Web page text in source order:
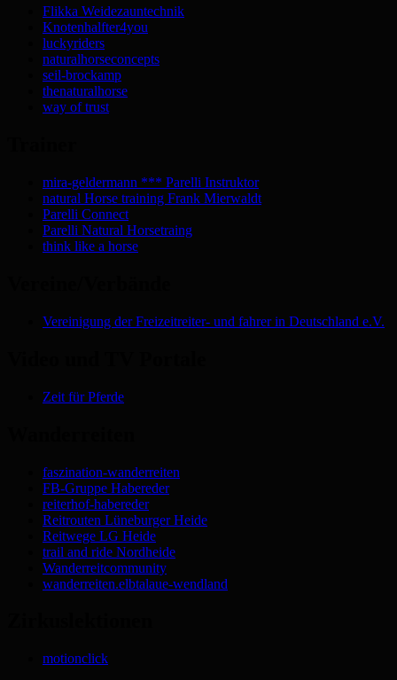
Flikka Weidezauntechnik
Knotenhalfter4you
luckyriders
naturalhorseconcepts
seil-brockamp
thenaturalhorse
way of trust
mira-geldermann *** Parelli Instruktor
natural Horse training Frank Mierwaldt
Parelli Connect
Parelli Natural Horsetraing
think like a horse
Vereinigung der Freizeitreiter- und fahrer in Deutschland e.V.
Zeit für Pferde
faszination-wanderreiten
FB-Gruppe Habereder
reiterhof-habereder
Reitrouten Lüneburger Heide
Reitwege LG Heide
trail and ride Nordheide
Wanderreitcommunity
wanderreiten.elbtalaue-wendland
motionclick